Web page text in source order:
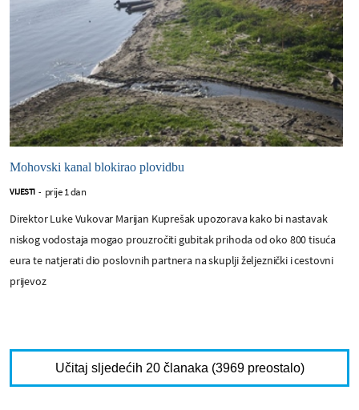
Mohovski kanal blokirao plovidbu
VIJESTI - prije 1 dan
Direktor Luke Vukovar Marijan Kuprešak upozorava kako bi nastavak
niskog vodostaja mogao prouzročiti gubitak prihoda od oko 800 tisuća
eura te natjerati dio poslovnih partnera na skuplji željeznički i cestovni
prijevoz
Učitaj sljedećih 20 članaka (3969 preostalo)